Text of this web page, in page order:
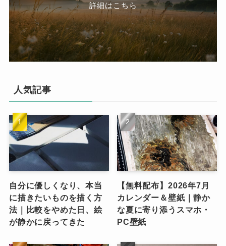
詳細はこちら
人気記事
自分に優しくなり、本当
に描きたいものを描く方
法｜比較をやめた日、絵
が静かに戻ってきた
【無料配布】2026年7月
カレンダー＆壁紙｜静か
な夏に寄り添うスマホ・
PC壁紙